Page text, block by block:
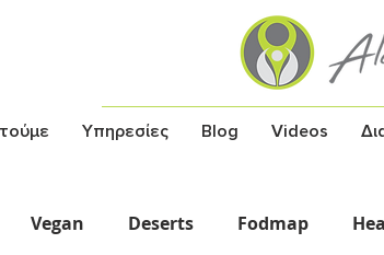
Υπηρεσίες Blog Videos
Vegan Deserts Fodmap